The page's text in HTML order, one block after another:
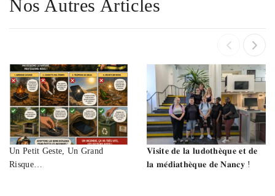
Nos Autres Articles
Un Petit Geste, Un Grand
Risque…
𝐕𝐢𝐬𝐢𝐭𝐞 𝐝𝐞 𝐥𝐚 𝐥𝐮𝐝𝐨𝐭𝐡𝐞̀𝐪𝐮𝐞 𝐞𝐭 𝐝𝐞
𝐥𝐚 𝐦𝐞́𝐝𝐢𝐚𝐭𝐡𝐞̀𝐪𝐮𝐞 𝐝𝐞 𝐍𝐚𝐧𝐜𝐲 !